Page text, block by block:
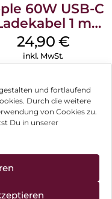
und fortlaufend
Durch die weitere
von Cookies zu.
Du in unserer
60W USB-C
1 m
Weiß
24,90 €
inkl. MwSt.